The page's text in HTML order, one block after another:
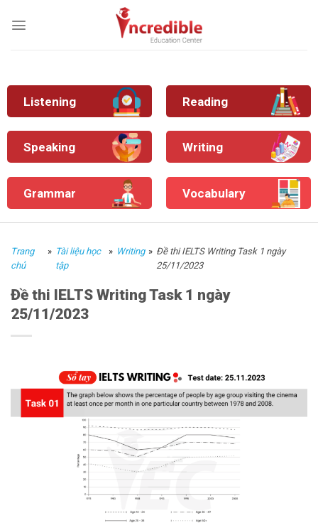
Listening Reading
Speaking Writing
Grammar Vocabulary
Trang
chủ
» Tài liệu học
tập
» Writing » Đề thi IELTS Writing Task 1 ngày
25/11/2023
Đề thi IELTS Writing Task 1 ngày
25/11/2023